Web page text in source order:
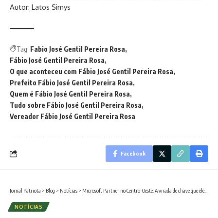
Autor: Latos Simys
Tag: Fabio José Gentil Pereira Rosa
Fábio José Gentil Pereira Rosa
O que aconteceu com Fábio José Gentil Pereira Rosa
Prefeito Fábio José Gentil Pereira Rosa
Quem é Fábio José Gentil Pereira Rosa
Tudo sobre Fábio José Gentil Pereira Rosa
Vereador Fábio José Gentil Pereira Rosa
Facebook
Jornal Patriota > Blog > Notícias > Microsoft Partner no Centro-Oeste: A virada de chave que elevou padrões e blindou a segurança jurídica
NOTÍCIAS